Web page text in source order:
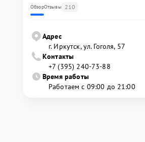
ОбзорОтзывы 210
Адрес
г. Иркутск, ул. ​Гоголя, 57
Контакты
+7 (395) 240-73-88
Время работы
Работаем с 09:00 до 21:00